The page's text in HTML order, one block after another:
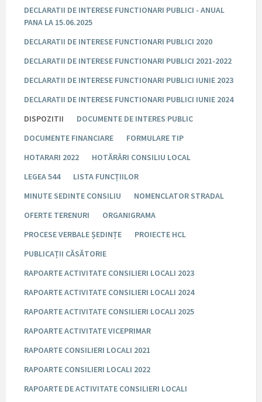
DECLARATII DE INTERESE FUNCTIONARI PUBLICI - ANUAL
PANA LA 15.06.2025
DECLARATII DE INTERESE FUNCTIONARI PUBLICI 2020
DECLARATII DE INTERESE FUNCTIONARI PUBLICI 2021-2022
DECLARATII DE INTERESE FUNCTIONARI PUBLICI IUNIE 2023
DECLARATII DE INTERESE FUNCTIONARI PUBLICI IUNIE 2024
DISPOZITII
DOCUMENTE DE INTERES PUBLIC
DOCUMENTE FINANCIARE
FORMULARE TIP
HOTARARI 2022
HOTĂRÂRI CONSILIU LOCAL
LEGEA 544
LISTA FUNCȚIILOR
MINUTE SEDINTE CONSILIU
NOMENCLATOR STRADAL
OFERTE TERENURI
ORGANIGRAMA
PROCESE VERBALE ȘEDINȚE
PROIECTE HCL
PUBLICAȚII CĂSĂTORIE
RAPOARTE ACTIVITATE CONSILIERI LOCALI 2023
RAPOARTE ACTIVITATE CONSILIERI LOCALI 2024
RAPOARTE ACTIVITATE CONSILIERI LOCALI 2025
RAPOARTE ACTIVITATE VICEPRIMAR
RAPOARTE CONSILIERI LOCALI 2021
RAPOARTE CONSILIERI LOCALI 2022
RAPOARTE DE ACTIVITATE CONSILIERI LOCALI